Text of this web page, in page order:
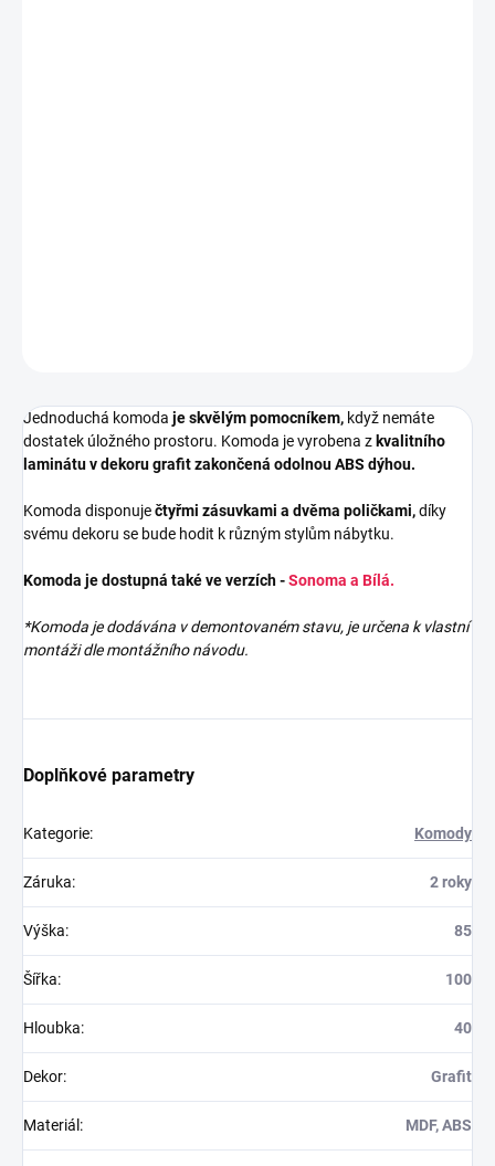
Jednoduchá komoda je skvělým pomocníkem, když nemáte
dostatek úložného prostoru. Komoda je vyrobena z kvalitního
laminátu v dekoru grafit zakončená odolnou ABS dýhou.
Komoda disponuječtyřmi zásuvkami a dvěma poličkami,díky
svému dekoru se bude hodit k různým stylům nábytku.
Komoda je dostupná také ve verzích -Sonoma a Bílá.
*Komoda je dodávána v demontovaném stavu, je určena k vlastní
montáži dle montážního návodu.
Doplňkové parametry
Kategorie: Komody
Záruka: 2 roky
Výška: 85
Šířka: 100
Hloubka: 40
Dekor: Grafit
Materiál : MDF, ABS